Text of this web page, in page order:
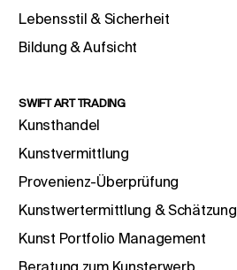
Lebensstil & Sicherheit
Bildung & Aufsicht
SWIFT ART TRADING
Kunsthandel
Kunstvermittlung
Provenienz-Überprüfung
Kunstwertermittlung & Schätzung
Kunst Portfolio Management
Beratung zum Kunsterwerb